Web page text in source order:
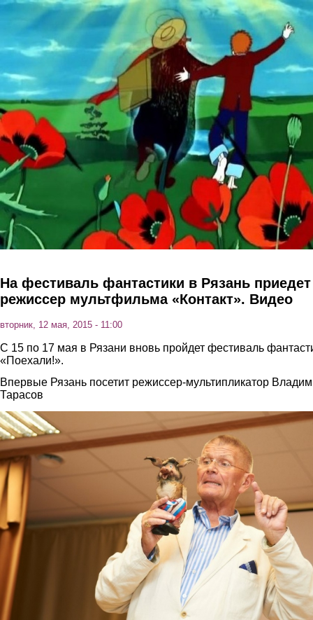
Перейти к основному содержанию
На фестиваль фантастики в Рязань приедет
режиссер мультфильма «Контакт». Видео
вторник, 12 мая, 2015 - 11:00
С 15 по 17 мая в Рязани вновь пройдет фестиваль
«Поехали!».
Впервые Рязань посетит режиссер-мультипликатор
Тарасов
4.jpg